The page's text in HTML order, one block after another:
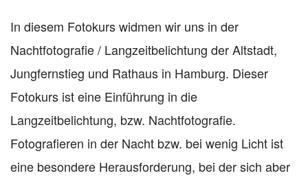
In diesem Fotokurs widmen wir uns in der
Nachtfotografie / Langzeitbelichtung der Altstadt,
Jungfernstieg und Rathaus in Hamburg. Dieser
Fotokurs ist eine Einführung in die
Langzeitbelichtung, bzw. Nachtfotografie.
Fotografieren in der Nacht bzw. bei wenig Licht ist
eine besondere Herausforderung, bei der sich aber